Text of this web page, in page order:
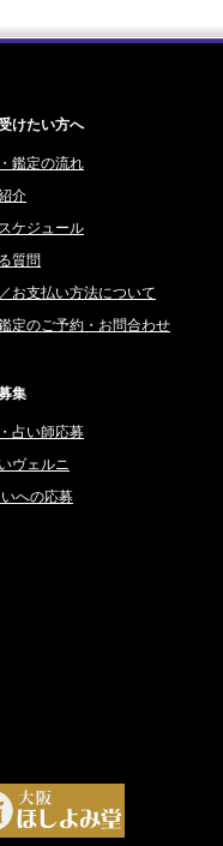
ミム)
けたい方へ
鑑定の流れ
介
ケジュール
質問
お支払い方法について
定のご予約・お問合わせ
集
占い師応募
ヴェルニ
への応募